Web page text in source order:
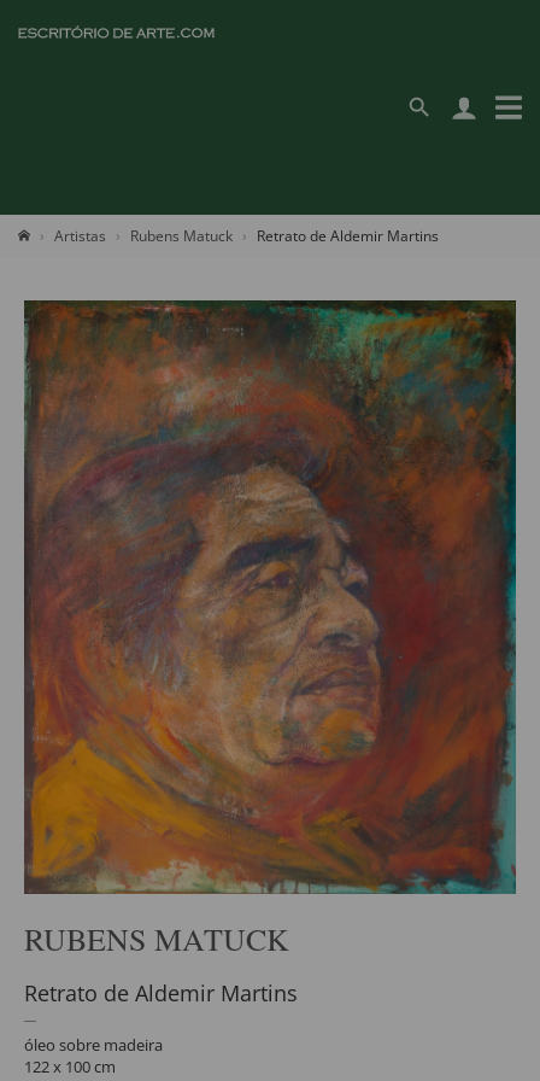
Artistas Rubens Matuck Retrato de Aldemir Martins
RUBENS MATUCK
Retrato de Aldemir Martins
óleo sobre madeira
122 x 100 cm